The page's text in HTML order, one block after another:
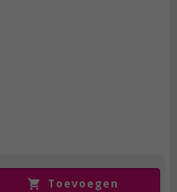
Toevoegen